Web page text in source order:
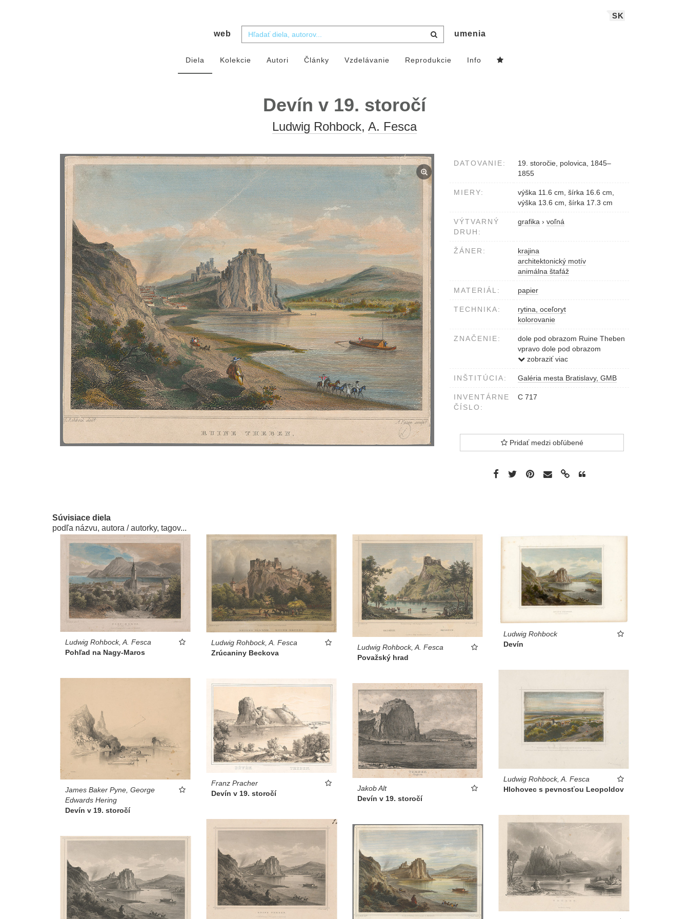
SK
web umenia
Diela Kolekcie Autori Články Vzdelávanie Reprodukcie Info
Devín v 19. storočí
Ludwig Rohbock, A. Fesca
DATOVANIE:
19. storočie, polovica, 1845–
1855
MIERY:
výška 11.6 cm, šírka 16.6 cm,
výška 13.6 cm, šírka 17.3 cm
VÝTVARNÝ
DRUH:
grafika › voľná
ŽÁNER:
krajina
architektonický motív
animálna štafáž
MATERIÁL: papier
TECHNIKA:
rytina, oceľoryt
kolorovanie
ZNAČENIE:
dole pod obrazom Ruine Theben
vpravo dole pod obrazom
A.Fesca sculpss
L.Rohbock del.
zobraziť viac
INŠTITÚCIA: Galéria mesta Bratislavy, GMB
INVENTÁRNE
ČÍSLO:
C 717
Pridať medzi obľúbené
Súvisiace diela
podľa názvu, autora / autorky, tagov...
Ludwig Rohbock, A. Fesca
Pohľad na Nagy-Maros
Ludwig Rohbock, A. Fesca
Zrúcaniny Beckova
Ludwig Rohbock, A. Fesca
Považský hrad
Ludwig Rohbock
Devín
Ludwig Rohbock, A. Fesca
Hlohovec s pevnosťou Leopoldov
James Baker Pyne, George
Edwards Hering
Devín v 19. storočí
Franz Pracher
Devín v 19. storočí
Jakob Alt
Devín v 19. storočí